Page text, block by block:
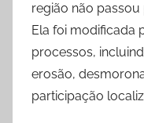
região não
Ela foi modificada
processos,
erosão,
participação